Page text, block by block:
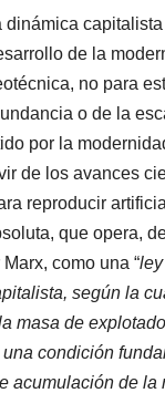
dinámica
de la
no para
o de la
por la
de los avances
reproducir
que opera,
como una “
según la
masa de
condición
acumulación de la